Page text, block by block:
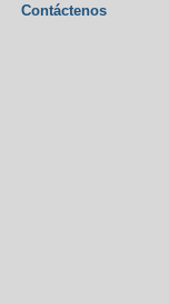
Contáctenos